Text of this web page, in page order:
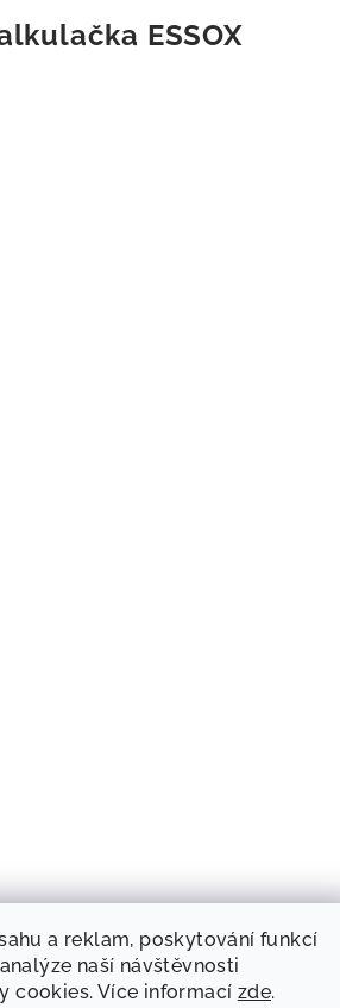
a reklam, poskytování funkcí
naší návštěvnosti
cookies. Více informací zde.
ESSOX